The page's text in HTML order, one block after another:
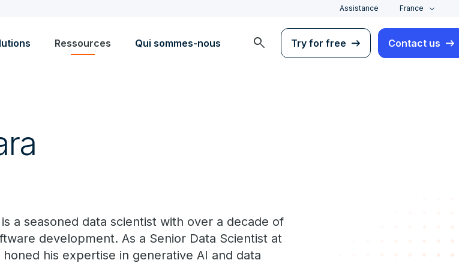
Assistance France
Ressources Qui sommes-nous search Try for free Contact us
a seasoned data scientist with over a decade of
development. As a Senior Data Scientist at
honed his expertise in generative AI and data